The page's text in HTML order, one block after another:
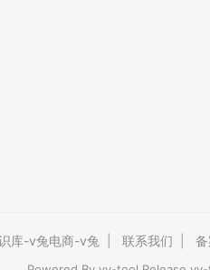
库-v兔电商-v兔 联系我们